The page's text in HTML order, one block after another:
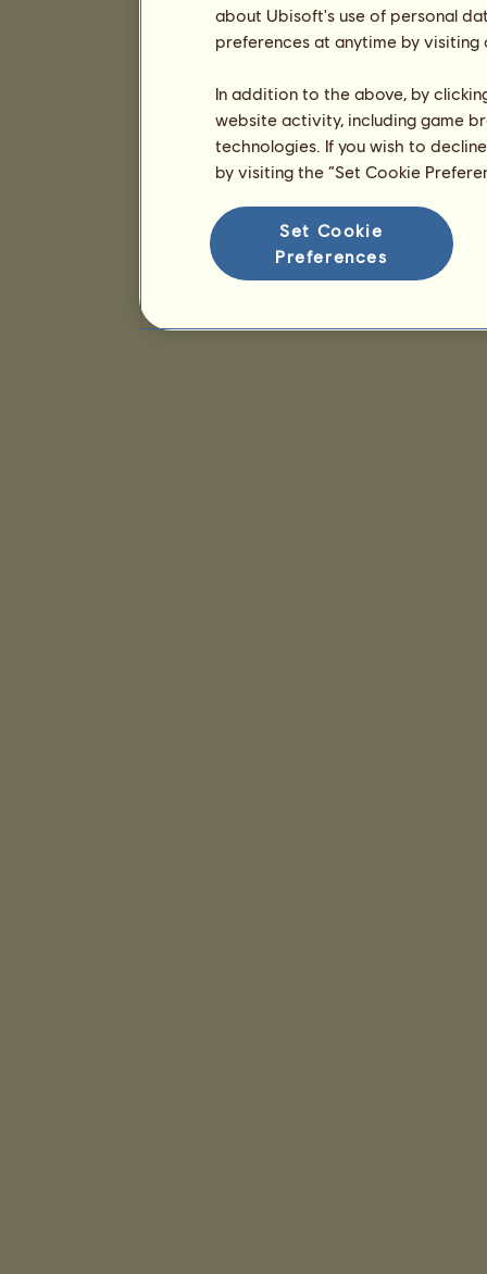
about Ubisoft's use of personal
preferences at anytime by
In addition to the above, by
website activity, including game
technologies. If you wish to
by visiting the “Set Cookie
Set Cookie
Preferences